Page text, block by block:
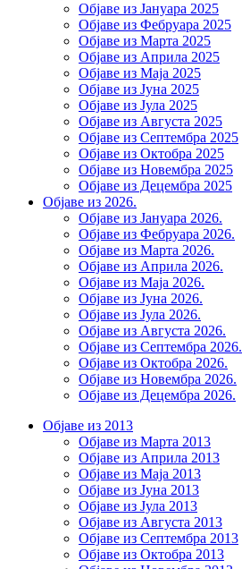
Објаве из Јануара 2025
Објаве из Фебруара 2025
Објаве из Марта 2025
Објаве из Априла 2025
Објаве из Маја 2025
Објаве из Јуна 2025
Објаве из Јула 2025
Објаве из Августа 2025
Објаве из Септембра 2025
Објаве из Октобра 2025
Објаве из Новембра 2025
Објаве из Децембра 2025
Објаве из 2026.
Објаве из Јануара 2026.
Објаве из Фебруара 2026.
Објаве из Марта 2026.
Објаве из Априла 2026.
Објаве из Маја 2026.
Објаве из Јуна 2026.
Објаве из Јула 2026.
Објаве из Августа 2026.
Објаве из Септембра 2026.
Објаве из Октобра 2026.
Објаве из Новембра 2026.
Објаве из Децембра 2026.
Објаве из 2013
Објаве из Марта 2013
Објаве из Априла 2013
Објаве из Маја 2013
Објаве из Јунa 2013
Објаве из Јула 2013
Објаве из Августа 2013
Објаве из Септембра 2013
Објаве из Октобра 2013